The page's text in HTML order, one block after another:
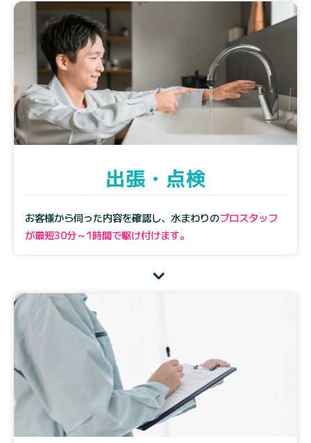
出張・点検
お客様から伺った内容を確認し、水まわりのプロスタッフ
が最短30分～1時間で駆け付けます。